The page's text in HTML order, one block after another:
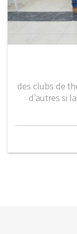
des clubs de
d’autres si